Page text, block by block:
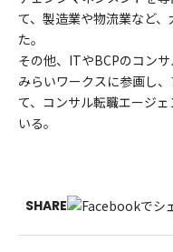
て、製造業や物流業など
た。
その他、ITやBCPのコン
みらいワークスに参画し
て、コンサル転職エージ
いる。
SHARE